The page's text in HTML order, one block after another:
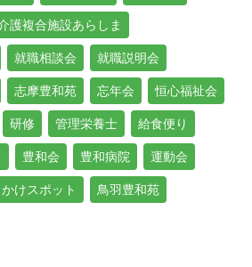
護複合施設あらしま
就職相談会 就職説明会
志摩豊和苑 忘年会 恒心福祉会
研修 管理栄養士 給食便り
豊和会 豊和病院 運動会
けスポット 鳥羽豊和苑